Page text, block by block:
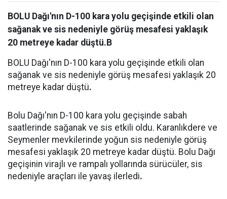
BOLU Dağı'nın D-100 kara yolu geçişinde etkili olan
sağanak ve sis nedeniyle görüş mesafesi yaklaşık
20 metreye kadar düştü.B
BOLU Dağı'nın D-100 kara yolu geçişinde etkili olan
sağanak ve sis nedeniyle görüş mesafesi yaklaşık 20
metreye kadar düştü.
Bolu Dağı'nın D-100 kara yolu geçişinde sabah
saatlerinde sağanak ve sis etkili oldu. Karanlıkdere ve
Seymenler mevkilerinde yoğun sis nedeniyle görüş
mesafesi yaklaşık 20 metreye kadar düştü. Bolu Dağı
geçişinin virajlı ve rampalı yollarında sürücüler, sis
nedeniyle araçları ile yavaş ilerledi.